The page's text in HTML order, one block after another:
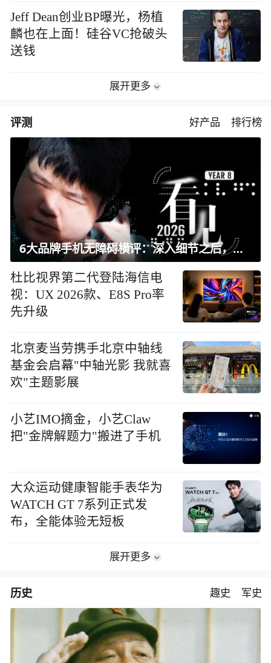
Jeff Dean创业BP曝光，杨植
麟也在上面！硅谷VC抢破头
送钱
展开更多
评测 好产品 排行榜
6大品牌手机无障碍横评：深入细节之后，似乎只有苹果能挺住？｜ 看见2026
杜比视界第二代登陆海信电
视：UX 2026款、E8S Pro率
先升级
北京麦当劳携手北京中轴线
基金会启幕"中轴光影 我就喜
欢"主题影展
小艺IMO摘金，小艺Claw
把"金牌解题力"搬进了手机
大众运动健康智能手表华为
WATCH GT 7系列正式发
布，全能体验无短板
展开更多
历史 趣史 军史